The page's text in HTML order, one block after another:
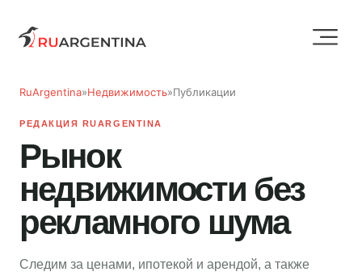
RuArgentina»Недвижимость»Публикации
РЕДАКЦИЯ RUARGENTINA
Рынок
недвижимости без
рекламного шума
Следим за ценами, ипотекой и арендой, а также